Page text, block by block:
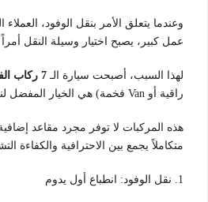
عمل كبير، يصبح اختيار وسيلة النقل
لهذا السبب، أصبحت سيارة الـ 7 ركاب الفاخرة
راقية أو Van فخمة) هي الخيار المفضل لنقل الأعمال.
هذه المركبات لا توفر مجرد مقاعد
متكاملاً يجمع بين الاحترافية والكفاءة
1. نقل الوفود: انطباع أول يدوم